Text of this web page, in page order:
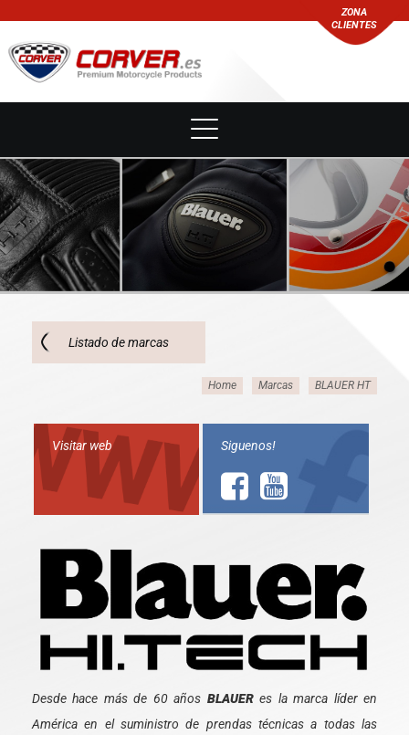
ZONA
CLIENTES
Listado de marcas
Home Marcas BLAUER HT
Visitar web Siguenos!
Desde hace más de 60 años BLAUERes la marca líder en
América en el suministro de prendas técnicas a todas las